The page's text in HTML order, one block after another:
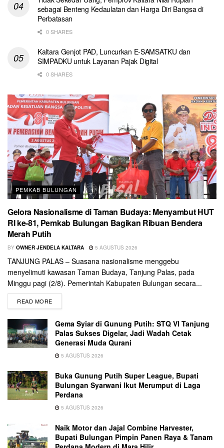
sebagai Benteng Kedaulatan dan Harga Diri Bangsa di
Perbatasan
0 SHARES
Kaltara Genjot PAD, Luncurkan E-SAMSATKU dan
SIMPADKU untuk Layanan Pajak Digital
0 SHARES
PEMKAB BULUNGAN
Gelora Nasionalisme di Taman Budaya: Menyambut HUT
RI ke-81, Pemkab Bulungan Bagikan Ribuan Bendera
Merah Putih
BY OWNER JENDELA KALTARA 5 AGUSTUS 2026
TANJUNG PALAS – Suasana nasionalisme menggebu
menyelimuti kawasan Taman Budaya, Tanjung Palas, pada
Minggu pagi (2/8). Pemerintah Kabupaten Bulungan secara...
READ MORE
Gema Syiar di Gunung Putih: STQ VI Tanjung
Palas Sukses Digelar, Jadi Wadah Cetak
Generasi Muda Qurani
5 AGUSTUS 2026
Buka Gunung Putih Super League, Bupati
Bulungan Syarwani Ikut Merumput di Laga
Perdana
5 AGUSTUS 2026
Naik Motor dan Jajal Combine Harvester,
Bupati Bulungan Pimpin Panen Raya & Tanam